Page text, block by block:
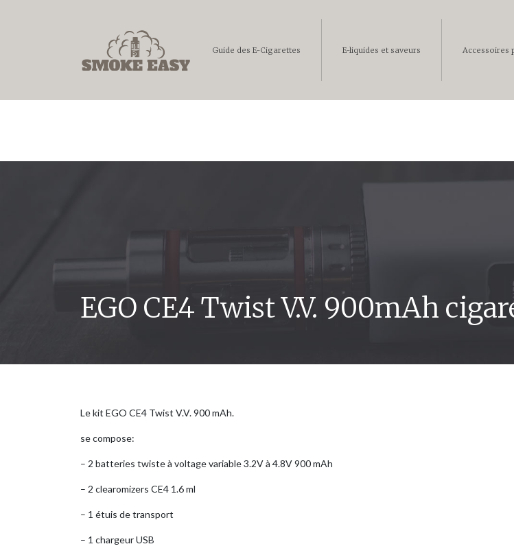
Guide des E-Cigarettes E-liquides et saveurs Accessoires
EGO CE4 Twist V.V. 900mAh
Le kit EGO CE4 Twist V.V. 900 mAh.
se compose:
– 2 batteries twiste à voltage variable 3.2V à 4.8V 900 mAh
– 2 clearomizers CE4 1.6 ml
– 1 étuis de transport
– 1 chargeur USB